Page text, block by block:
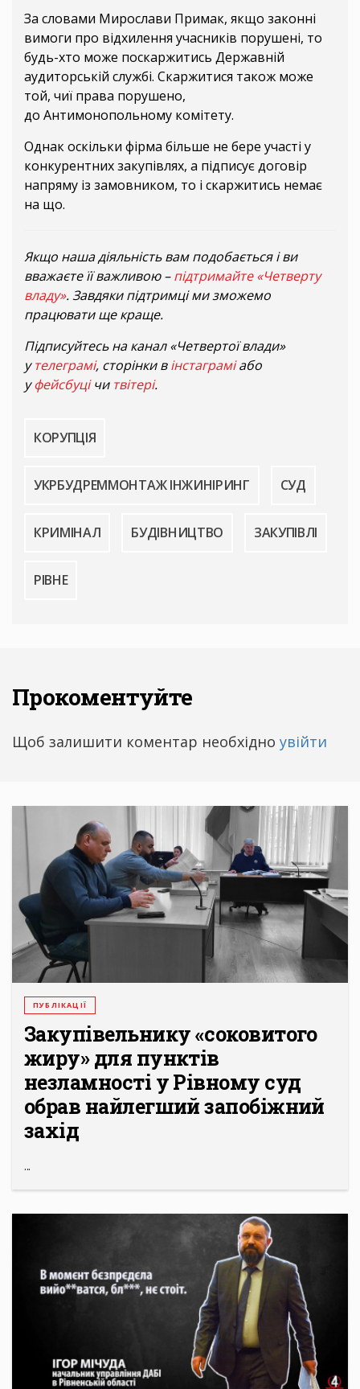
За словами Мирослави Примак, якщо законні
вимоги про відхилення учасників порушені, то
будь-хто може поскаржитись Державній
аудиторській службі. Скаржитися також може
той, чиї права порушено,
до Антимонопольному комітету.
Однак оскільки фірма більше не бере участі у
конкурентних закупівлях, а підписує договір
напряму із замовником, то і скаржитись немає
на що.
Якщо наша діяльність вам подобається і ви
вважаєте її важливою –підтримайте «Четверту
владу». Завдяки підтримці ми зможемо
працювати ще краще.
Підписуйтесь на канал «Четвертої влади»
утелеграмі, сторінки вінстаграміабо
уфейсбуцічи твітері.
КОРУПЦІЯ
УКРБУДРЕММОНТАЖ ІНЖИНІРИНГ СУД
КРИМІНАЛ БУДІВНИЦТВО ЗАКУПІВЛІ
РІВНЕ
Прокоментуйте
Щоб залишити коментар необхідно увійти
ПУБЛІКАЦІЇ
Закупівельнику «соковитого
жиру» для пунктів
незламності у Рівному суд
обрав найлегший запобіжний
захід
...